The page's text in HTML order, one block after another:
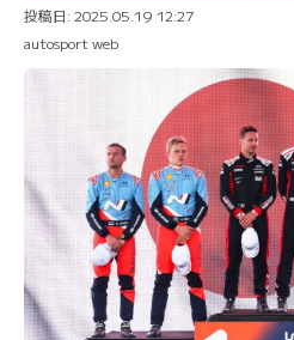
投稿日: 2025.05.19 12:27
autosport web